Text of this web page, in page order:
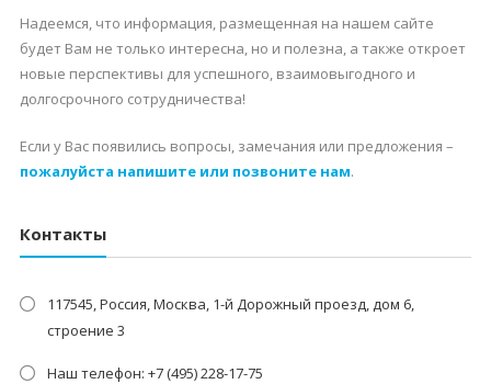
Надеемся, что информация, размещенная на нашем сайте
будет Вам не только интересна, но и полезна, а также откроет
новые перспективы для успешного, взаимовыгодного и
долгосрочного сотрудничества!
Если у Вас появились вопросы, замечания или предложения –
пожалуйста напишите или позвоните нам.
Контакты
117545, Россия, Москва, 1-й Дорожный проезд, дом 6,
строение 3
Наш телефон: +7 (495) 228-17-75